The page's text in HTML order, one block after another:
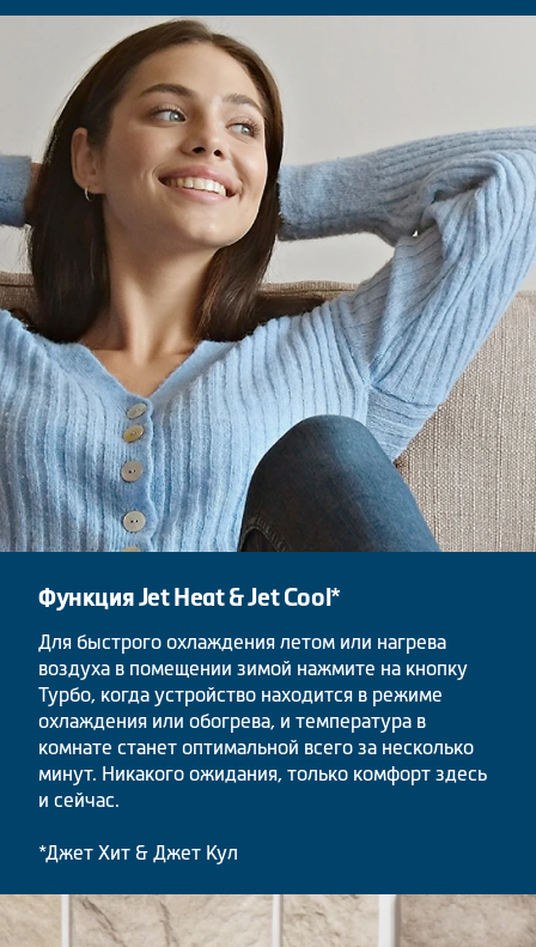
Функция Jet Heat & Jet Cool*
Для быстрого охлаждения летом или нагрева
воздуха в помещении зимой нажмите на кнопку
Турбо, когда устройство находится в режиме
охлаждения или обогрева, и температура в
комнате станет оптимальной всего за несколько
минут. Никакого ожидания, только комфорт здесь
и сейчас.
*Джет Хит & Джет Кул